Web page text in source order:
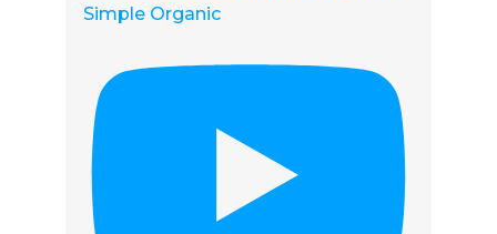
Simple Organic